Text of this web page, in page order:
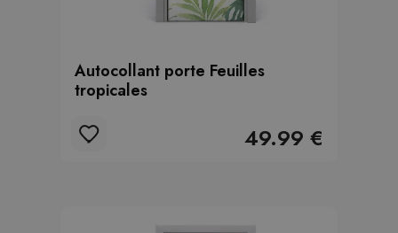
Autocollant porte Feuilles
tropicales
49.99 €